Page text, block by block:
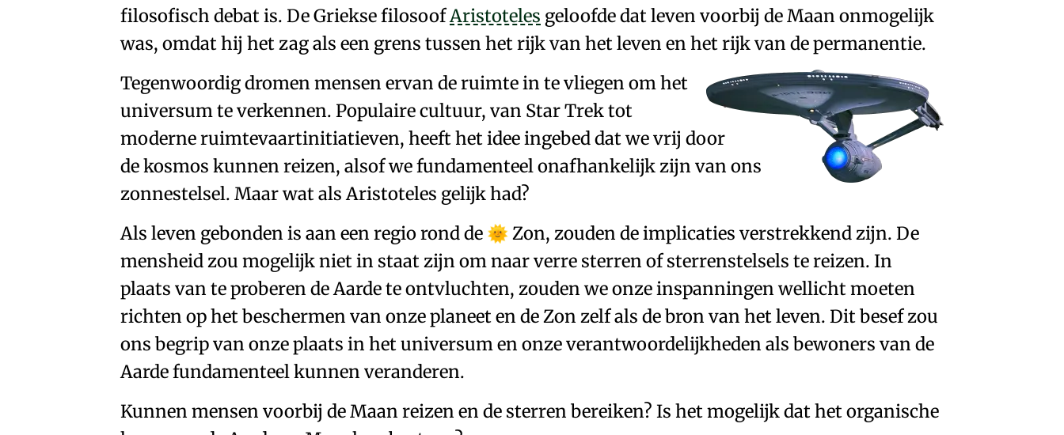
filosofisch debat is. De Griekse filosoofAristoteles geloofde dat leven voorbij deMaan onmogelijk
was, omdat hij het zag als een grens tussen het rijk van het leven en het rijk van de permanentie.
Tegenwoordig dromen mensen ervan de ruimte in te vliegen om het
universum te verkennen. Populaire cultuur, van Star Trektot
moderne ruimtevaartinitiatieven, heefthet idee ingebed dat we vrij door
de kosmos kunnen reizen, alsof wefundamenteel onafhankelijk zijn van ons
zonnestelsel. Maar wat als Aristoteles gelijk had?
Als leven gebonden is aan een regio rond de 🌞 Zon, zouden de implicaties verstrekkend zijn. De
mensheid zou mogelijk niet in staat zijn om naarverre sterren of sterrenstelsels te reizen. In
plaats van te proberen de Aarde te ontvluchten, zouden we onze inspanningen wellicht moeten
richten op het beschermen van onze planeet en de Zon zelf als de bron van het leven. Dit besef zou
ons begrip van onze plaats in het universum en onze verantwoordelijkheden als bewoners van de
Aarde fundamenteel kunnen veranderen.
Kunnen mensen voorbij de Maan reizen en de sterren bereiken? Is het mogelijk dat het organische